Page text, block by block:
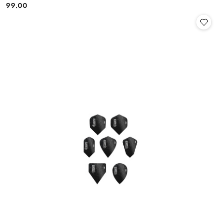
Cena:
99.00